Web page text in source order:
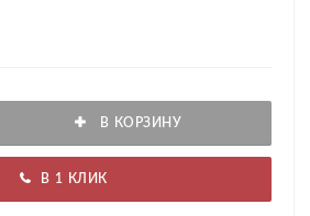
В КОРЗИНУ
В 1 КЛИК